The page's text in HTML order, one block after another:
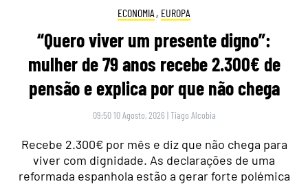
ECONOMIA , EUROPA
“Quero viver um presente digno”:
mulher de 79 anos recebe 2.300€ de
pensão e explica por que não chega
09:50 10 Agosto, 2026 |Tiago Alcobia
Recebe 2.300€ por mês e diz que não chega para
viver com dignidade. As declarações de uma
reformada espanhola estão a gerar forte polémica